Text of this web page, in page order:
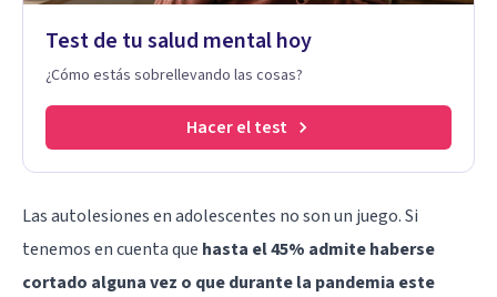
Test de tu salud mental hoy
¿Cómo estás sobrellevando las cosas?
Hacer el test
Las autolesiones en adolescentes no son un juego. Si
tenemos en cuenta que hasta el 45% admite haberse
cortado alguna vez o que durante la pandemia este